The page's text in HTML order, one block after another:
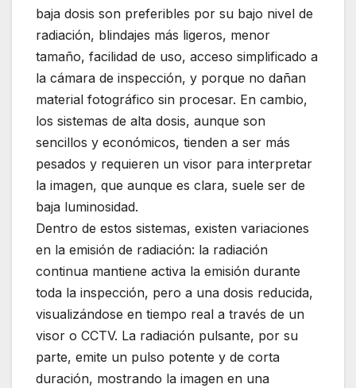
baja dosis son preferibles por su bajo nivel de
radiación, blindajes más ligeros, menor
tamaño, facilidad de uso, acceso simplificado a
la cámara de inspección, y porque no dañan
material fotográfico sin procesar. En cambio,
los sistemas de alta dosis, aunque son
sencillos y económicos, tienden a ser más
pesados y requieren un visor para interpretar
la imagen, que aunque es clara, suele ser de
baja luminosidad.
Dentro de estos sistemas, existen variaciones
en la emisión de radiación: la radiación
continua mantiene activa la emisión durante
toda la inspección, pero a una dosis reducida,
visualizándose en tiempo real a través de un
visor o CCTV. La radiación pulsante, por su
parte, emite un pulso potente y de corta
duración, mostrando la imagen en una